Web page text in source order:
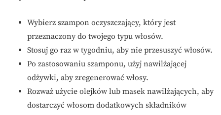
Wybierz szampon oczyszczający, który jest
przeznaczony do twojego typu włosów.
Stosuj go raz w tygodniu, aby nie przesuszyć włosów.
Po zastosowaniu szamponu, użyj nawilżającej
odżywki, aby zregenerować włosy.
Rozważ użycie olejków lub masek nawilżających, aby
dostarczyć włosom dodatkowych składników